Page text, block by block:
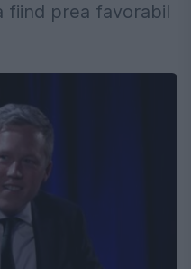
fiind prea favorabil